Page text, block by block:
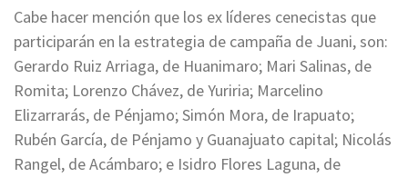
Cabe hacer mención que los ex líderes cenecistas que
participarán en la estrategia de campaña de Juani, son:
Gerardo Ruiz Arriaga, de Huanimaro; Mari Salinas, de
Romita; Lorenzo Chávez, de Yuriria; Marcelino
Elizarrarás, de Pénjamo; Simón Mora, de Irapuato;
Rubén García, de Pénjamo y Guanajuato capital; Nicolás
Rangel, de Acámbaro; e Isidro Flores Laguna, de